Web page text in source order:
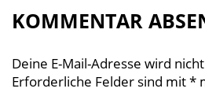
KOMMENTAR
Deine E-Mail-Adresse wird
Erforderliche Felder sind mit*